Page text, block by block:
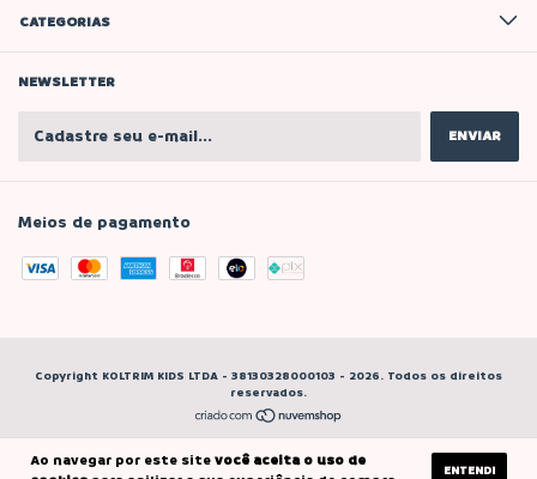
Ao navegar por este sitevocê aceita o uso de
ENTENDI
CATEGORIAS
NEWSLETTER
Meios de pagamento
Copyright KOLTRIM KIDS LTDA - 38130328000103 - 2026. Todos os direitos
reservados.